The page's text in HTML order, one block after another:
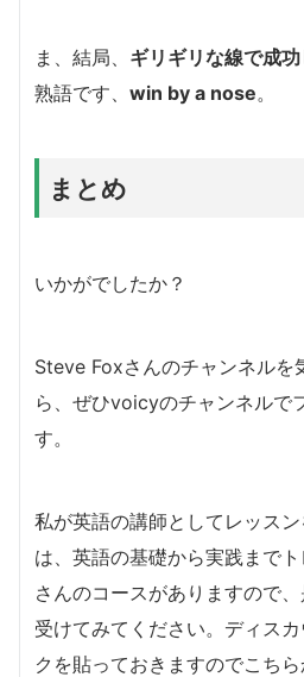
ま、結局、 ギリギリな線で成
熟語です、 win by a nose。
まとめ
いかがでしたか？
Steve Foxさんのチャンネルを
ら、ぜひvoicyのチャンネルで
す。
私が英語の講師としてレッス
は、英語の基礎から実践まで
さんのコースがありますので
受けてみてください。ディス
クを貼っておきますのでこちら